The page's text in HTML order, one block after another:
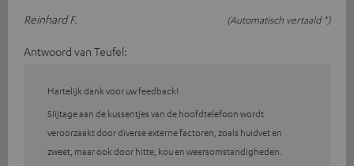
Reinhard F.
(Automatisch vertaald *)
Antwoord van Teufel:
Hartelijk dank voor uw feedback!
Slijtage aan de kussentjes van de hoofdtelefoon wordt
veroorzaakt door diverse externe factoren, zoals huidvet en
zweet, maar ook door hitte, kou en weersomstandigheden.